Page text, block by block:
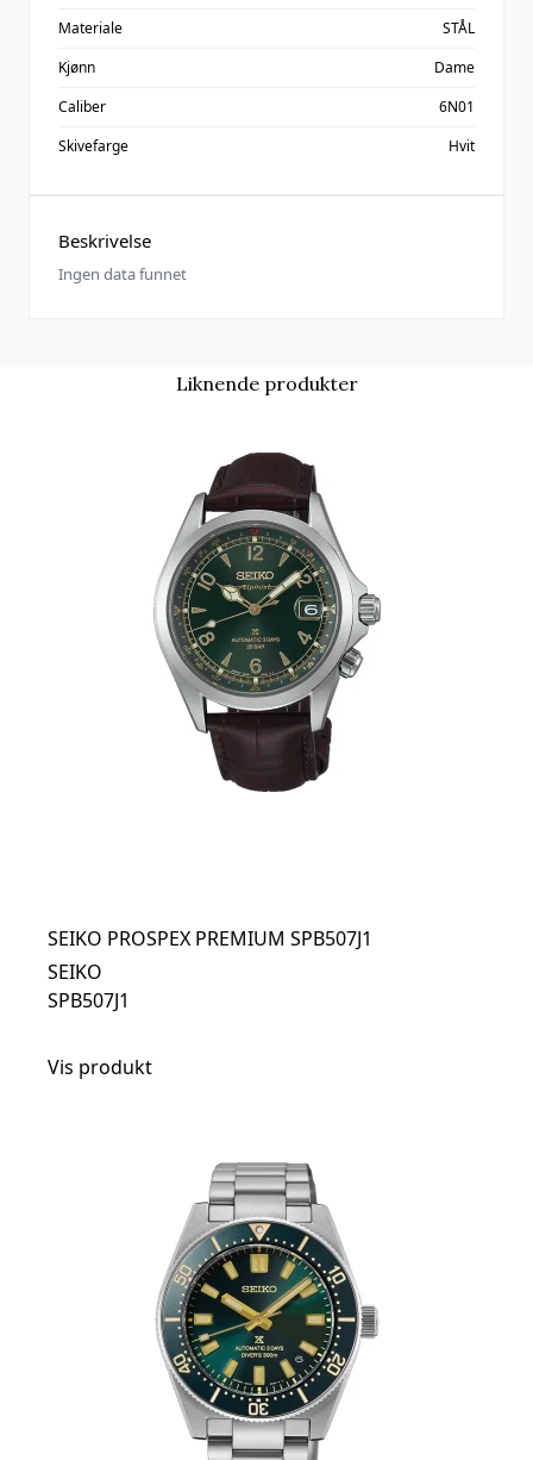
Beskrivelse
Ingen data funnet
Materiale
STÅL
Kjønn
Dame
Caliber
6N01
Skivefarge
Hvit
Liknende produkter
SEIKO PROSPEX PREMIUM SPB507J1
SEIKO
SPB507J1
Vis produkt